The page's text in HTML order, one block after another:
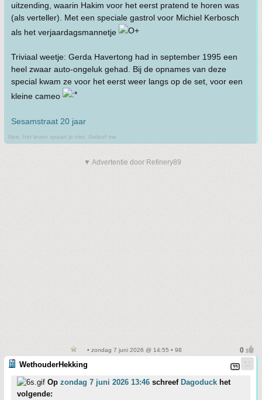
uitzending, waarin Hakim voor het eerst pratend te horen was
(als verteller). Met een speciale gastrol voor Michiel Kerbosch
als het verjaardagsmannetje
Triviaal weetje: Gerda Havertong had in september 1995 een
heel zwaar auto-ongeluk gehad. Bij de opnames van deze
special kwam ze voor het eerst weer langs op de set, voor een
kleine cameo
Sesamstraat 20 jaar
Nee, het leven spaart je niet. Geloof me.
▼ Advertentie door Refinery89
• zondag 7 juni 2026 @ 14:55 • 98
WethouderHekking
Op zondag 7 juni 2026 13:46 schreef Dagoduck het
volgende: